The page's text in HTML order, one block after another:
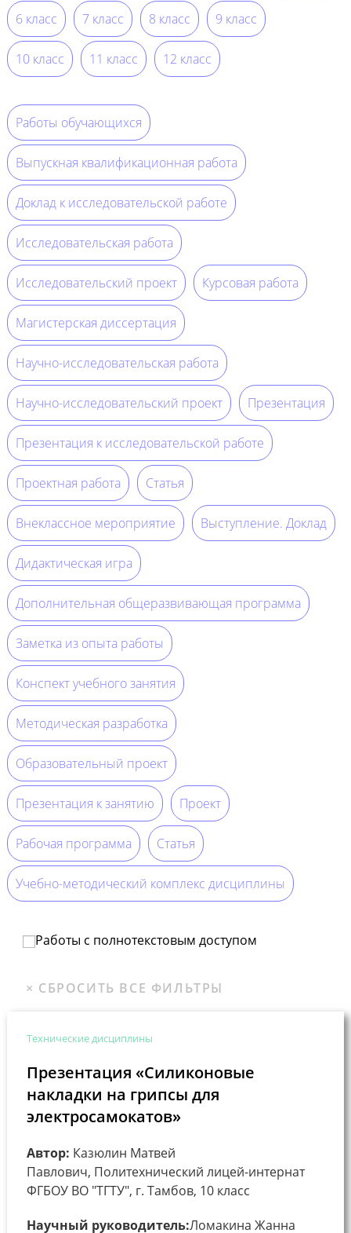
6 класс 7 класс 8 класс 9 класс
10 класс 11 класс 12 класс
Работы обучающихся
Выпускная квалификационная работа
Доклад к исследовательской работе
Исследовательская работа
Исследовательский проект Курсовая работа
Магистерская диссертация
Научно-исследовательская работа
Научно-исследовательский проект Презентация
Презентация к исследовательской работе
Проектная работа Статья
Внеклассное мероприятие Выступление. Доклад
Дидактическая игра
Дополнительная общеразвивающая программа
Заметка из опыта работы
Конспект учебного занятия
Методическая разработка
Образовательный проект
Презентация к занятию Проект
Рабочая программа Статья
Учебно-методический комплекс дисциплины
Работы с полнотекстовым доступом
Технические дисциплины
Презентация «Силиконовые
накладки на грипсы для
электросамокатов»
Автор: Казюлин Матвей
Павлович, Политехнический лицей-интернат
ФГБОУ ВО "ТГТУ", г. Тамбов, 10 класс
Научный руководитель:Ломакина Жанна